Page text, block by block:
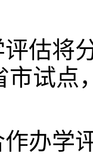
估将
市试点
办学